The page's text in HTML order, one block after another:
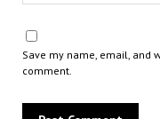
Save my name, email, and
comment.